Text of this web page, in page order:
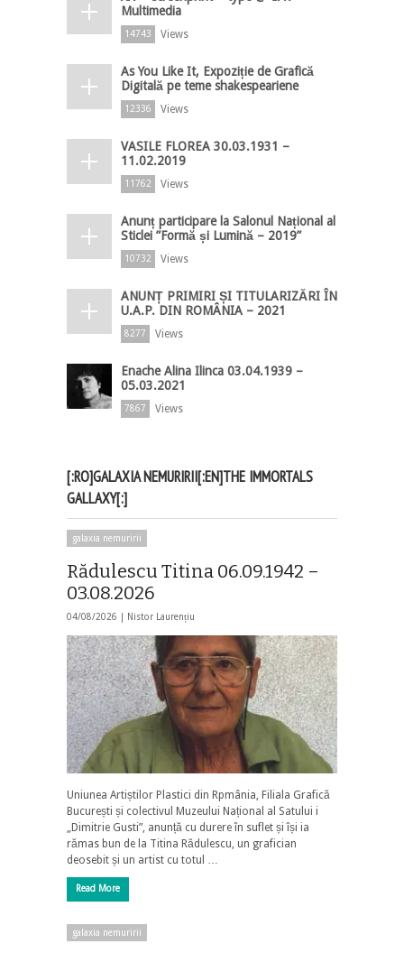
Multimedia
14743 Views
As You Like It, Expoziție de Grafică
Digitală pe teme shakespeariene
12336 Views
VASILE FLOREA 30.03.1931 –
11.02.2019
11762 Views
Anunț participare la Salonul Național al
Sticlei ”Formă și Lumină – 2019”
10732 Views
ANUNȚ PRIMIRI ȘI TITULARIZĂRI ÎN
U.A.P. DIN ROMÂNIA – 2021
8277 Views
Enache Alina Ilinca 03.04.1939 –
05.03.2021
7867 Views
[:RO]GALAXIA NEMURIRII[:EN]THE IMMORTALS
GALLAXY[:]
galaxia nemuririi
Rădulescu Titina 06.09.1942 –
03.08.2026
04/08/2026 | Nistor Laurențiu
Uniunea Artiștilor Plastici din Rpmânia, Filiala Grafică
București și colectivul Muzeului Național al Satului i
„Dimitrie Gusti”, anunță cu durere în suflet și își ia
rămas bun de la Titina Rădulescu, un grafician
deosebit și un artist cu totul …
Read More
galaxia nemuririi